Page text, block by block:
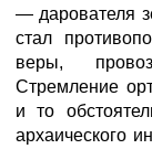
— дарователя
стал
веры,
Стремление
и то
архаического